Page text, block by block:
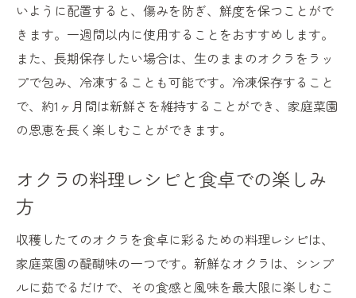
いように配置すると、傷みを防ぎ、鮮度を保つことがで
きます。一週間以内に使用することをおすすめします。
また、長期保存したい場合は、生のままのオクラをラッ
プで包み、冷凍することも可能です。冷凍保存すること
で、約1ヶ月間は新鮮さを維持することができ、家庭菜園
の恩恵を長く楽しむことができます。
オクラの料理レシピと食卓での楽しみ
方
収穫したてのオクラを食卓に彩るための料理レシピは、
家庭菜園の醍醐味の一つです。新鮮なオクラは、シンプ
ルに茹でるだけで、その食感と風味を最大限に楽しむこ